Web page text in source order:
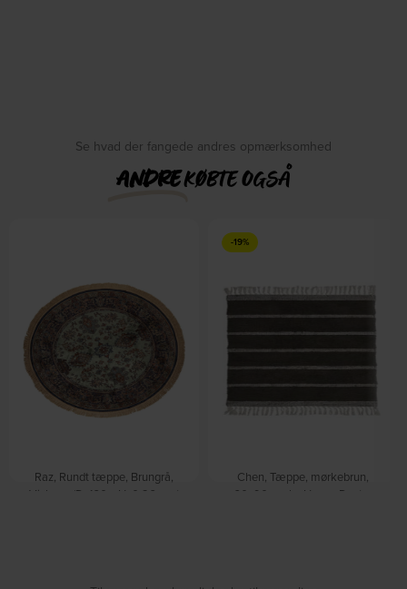
Se hvad der fangede andres opmærksomhed
ANDREKØBTE OGSÅ
Raz, Rundt tæppe, Brungrå,
Viskose (D: 160 x H: 0,26 cm.)
-19%
Chen, Tæppe, mørkebrun,
60x90 cm by House Doctor